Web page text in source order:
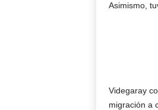
Asimismo,
Videgaray
migración a